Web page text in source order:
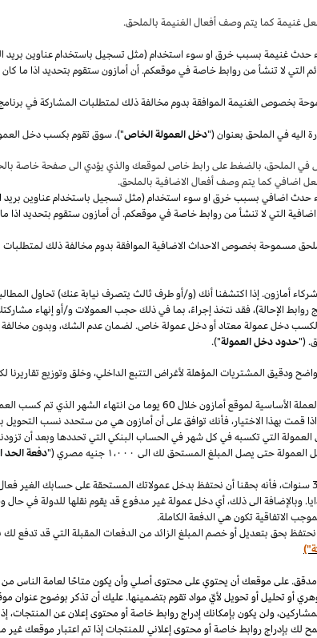
غنيمة كما يتم وصف أفعال الغنيمة بالملحق.
حدث غنيمة بسبب خرق او سوء استخدام (مثل تسجيل باستخدام عناوين بريد
التي لا تنشأ من روابط خاصة في موقعكم. أن أمازون ستقوم بتحديد اذا ما
بخصوص الغنيمة الموافقة بدوم مخالفة ذلك لمتطلبات المشاركة في
اليه في الملحق بعنوان ("دخل العمولة الخاص
في الملحق، بالضغط على رابط خاص لموقعك والذي يؤدي الى صفحة خاصة
اضافي كما يتم وصف أفعال الاضافية بالملحق.
حدث اضافي بسبب خرق او سوء استخدام (مثل تسجيل باستخدام عناوين بريد
التي لا تنشأ من روابط خاصة في موقعكم. أن أمازون ستقوم بتحديد اذا
مسموحة بخصوص الاحداث الاضافية الموافقة بدوم مخالفة ذلك لمتطلبات
أمازون. إذا اكتشفنا أنك (و/أو طرف ثالث يتصرف نيابة عنك) تحاول
الإحالة)، فقد نتخذ إجراءً، بما في ذلك حجب العمولات و/أو إنهاء
دخل عمولة معتاد أو دخل عمولة خاص. لضمان عدم الشك،وبدون
("حدود دخل العمولة").
ودقيق المشتريات المؤهلة لأغراض التتبع الداخلي،وخلق وتوزيع تقاريرنا
سنقوم بدفع دخل العمولة المعتاد ودخل العمولة الخاص في العملة الأساسية
اذا قمت بهذا الاختيار،فأنك توافق على أن أمازون هي من ستحدد نسب التحويل
العمولة التي تكسبه في كل شهر في الحساب البنكي التي تحددها وبعد أن
العمولة حتى يصل المبلغ المستحق لك الى ١٬٠٠٠ جنيه مصري("دفعة الحد
سنوات،فأنه بحقنا أن نحتفظ بدخل عمولاتك المستحقة على حسابكالغير
وبالإضافة الىذلك،أي دخل عمولة غير مدفوع قد يقوم نقلها للدولة في حال
الاتفاقية تكون هي الدفعة الكاملة.
نحتفظ بحق بتعديل أو خصم المبلغ الزائد من الدفعات المقبلة التي قد تدفع
على موقعك أن يحتوي على محتوى أصلي وأن يكون متاحًا لعامة الناس
أو تحليل أو تحويل لأيّ مواد تقوم بتضمينها. عليك أن تذكر بوضوح
ولن يكون بإمكانك إدراج روابط خاصة أو محتوى إعلان عن المنتجات،
لك بإدراج روابط خاصة أو محتوى إعلاني للمنتجات إذا تم اعتبار موقعك